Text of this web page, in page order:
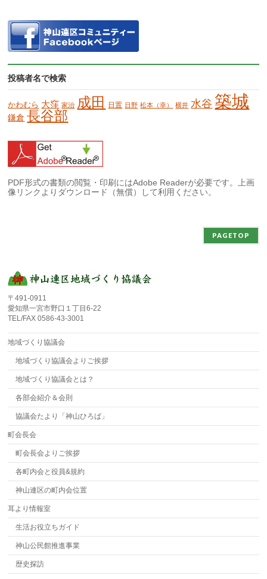
投稿者名で検索
かわむら 大窪 家治 成田 日置 日野 松本（幸） 横井 水谷 築城
鎌倉 長谷部
PDF形式の書類の閲覧・印刷にはAdobe Readerが必要です。上画
像リンクよりダウンロード（無償）して利用ください。
PAGETOP
〒491-0911
愛知県一宮市野口１丁目6-22
TEL/FAX 0586-43-3001
地域づくり協議会
地域づくり協議会よりご挨拶
地域づくり協議会とは？
各部会紹介＆会則
協議会たより「神山ひろば」
町会長会
町会長会よりご挨拶
各町内会と役員&規約
神山連区の町内会位置
耳より情報室
生活お役立ちガイド
神山公民館推進事業
歴史探訪